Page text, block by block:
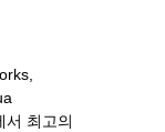
서 최고의